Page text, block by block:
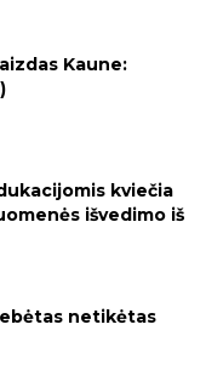
Kaune:
kviečia
išvedimo iš
netikėtas